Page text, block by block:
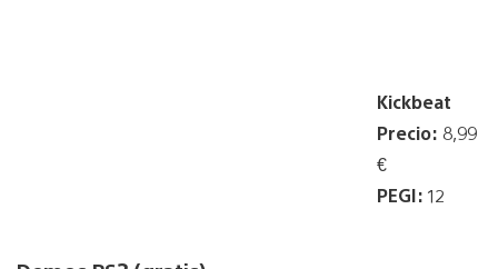
Kickbeat
Precio: 8,99
€
PEGI: 12